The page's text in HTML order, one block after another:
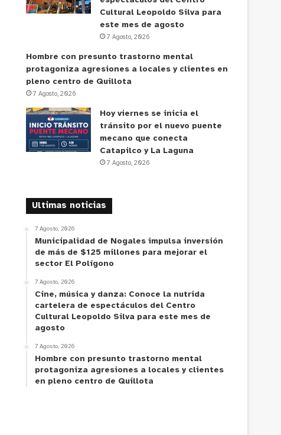
Cultural Leopoldo Silva para
este mes de agosto
7 Agosto, 2026
Hombre con presunto trastorno mental
protagoniza agresiones a locales y clientes en
pleno centro de Quillota
7 Agosto, 2026
Hoy viernes se inicia el
tránsito por el nuevo puente
mecano que conecta
Catapilco y La Laguna
7 Agosto, 2026
Ultimas noticias
7 Agosto, 2026
Municipalidad de Nogales impulsa inversión
de más de $125 millones para mejorar el
sector El Polígono
7 Agosto, 2026
Cine, música y danza: Conoce la nutrida
cartelera de espectáculos del Centro
Cultural Leopoldo Silva para este mes de
agosto
7 Agosto, 2026
Hombre con presunto trastorno mental
protagoniza agresiones a locales y clientes
en pleno centro de Quillota